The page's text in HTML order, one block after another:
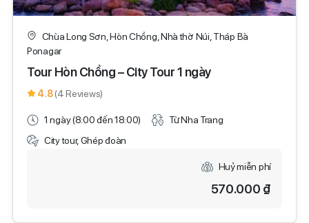
Chùa Long Sơn, Hòn Chồng, Nhà thờ Núi, Tháp Bà
Ponagar
Tour Hòn Chồng – City Tour 1 ngày
4.8(4 Reviews)
1 ngày (8:00 đến 18:00)
Từ Nha Trang
City tour, Ghép đoàn
Huỷ miễn phí
570.000 ₫